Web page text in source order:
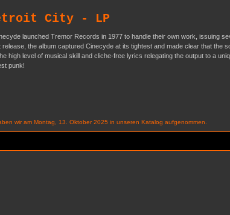
City - LP
launched Tremor Records in 1977 to handle their own work, issuing
the album captured Cinecyde at its tightest and made clear that the
high level of musical skill and cliche-free lyrics relegating the output to a
punk!
wir am Montag, 13. Oktober 2025 in unseren Katalog aufgenommen.